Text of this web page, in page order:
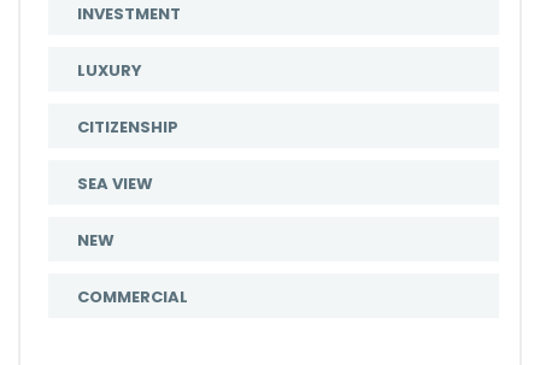
INVESTMENT
LUXURY
CITIZENSHIP
SEA VIEW
NEW
COMMERCIAL